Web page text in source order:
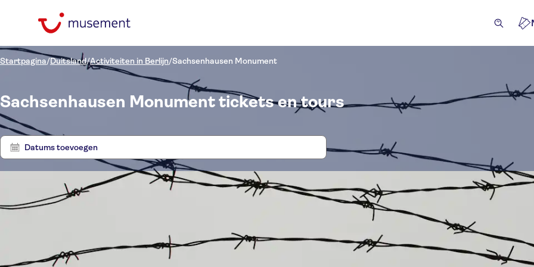
Startpagina/Duitsland/Activiteiten in Berlijn/Sachsenhausen Monument
Sachsenhausen Monument tickets en tours
Datums toevoegen
Prijs (per volwassene)
Max. €
NO-PICKUP
E-Voucher
Categorieën
Activiteiten
Taal
Tours en tickets voor Sachsenhausen
Activiteiten Excursies & Dagtrips Attracties en